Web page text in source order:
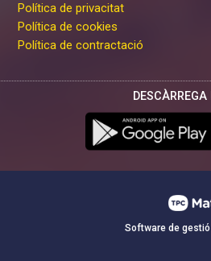
Política de privacitat
Política de cookies
Política de contractació
Software de